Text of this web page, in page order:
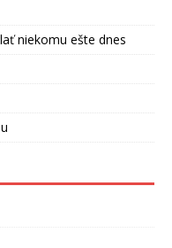
niekomu ešte dnes